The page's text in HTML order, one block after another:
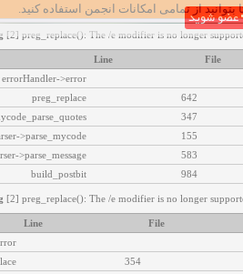
بتوانید از تمامی امکانات انجمن استفاده کنید.
[2] preg_replace(): The /e modifier is no longer
File
Line
errorHandler->error
642
preg_replace
347
155
>parse_mycode
583
>parse_message
984
build_postbit
[2] preg_replace(): The /e modifier is no longer
File
Line
354
عضو شوید